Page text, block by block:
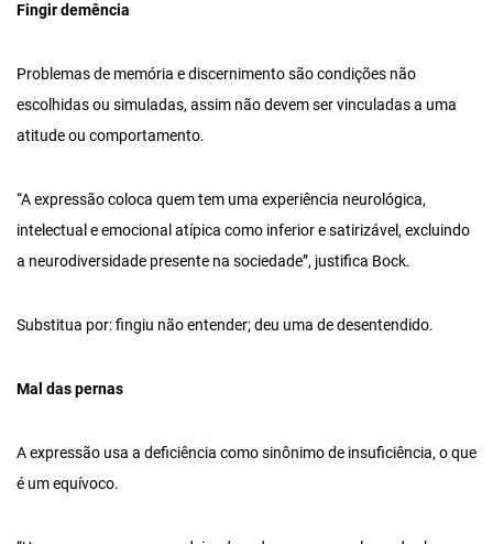
Fingir demência
Problemas de memória e discernimento são condições não
escolhidas ou simuladas, assim não devem ser vinculadas a uma
atitude ou comportamento.
“A expressão coloca quem tem uma experiência neurológica,
intelectual e emocional atípica como inferior e satirizável, excluindo
a neurodiversidade presente na sociedade”, justifica Bock.
Substitua por: fingiu não entender; deu uma de desentendido.
Mal das pernas
A expressão usa a deficiência como sinônimo de insuficiência, o que
é um equívoco.